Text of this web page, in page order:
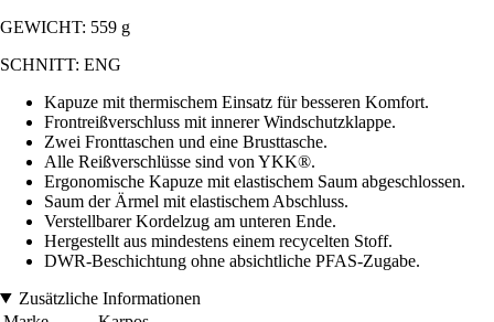
GEWICHT: 559 g
SCHNITT: ENG
Kapuze mit thermischem Einsatz für besseren Komfort.
Frontreißverschluss mit innerer Windschutzklappe.
Zwei Fronttaschen und eine Brusttasche.
Alle Reißverschlüsse sind von YKK®.
Ergonomische Kapuze mit elastischem Saum abgeschlossen.
Saum der Ärmel mit elastischem Abschluss.
Verstellbarer Kordelzug am unteren Ende.
Hergestellt aus mindestens einem recycelten Stoff.
DWR-Beschichtung ohne absichtliche PFAS-Zugabe.
Zusätzliche Informationen